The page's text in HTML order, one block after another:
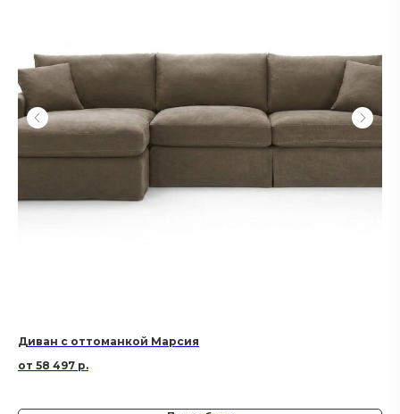
Диван с оттоманкой Марсия
58 497 р.